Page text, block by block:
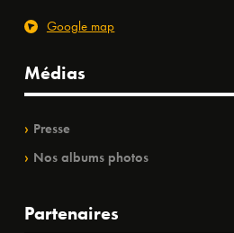
Google map
Médias
Presse
Nos albums photos
Partenaires